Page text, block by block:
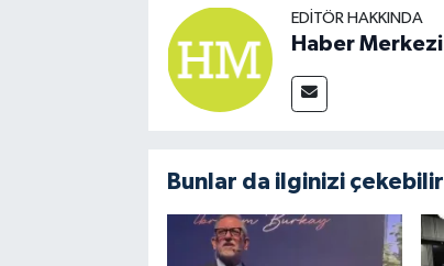
EDITÖR HAKKINDA
Haber Merkezi
Bunlar da ilginizi çekebilir